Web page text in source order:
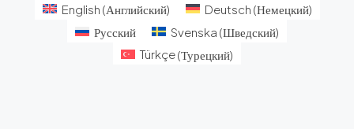
English (Английский) Deutsch (Немецкий)
Русский
Svenska (Шведский)
Türkçe(Турецкий)